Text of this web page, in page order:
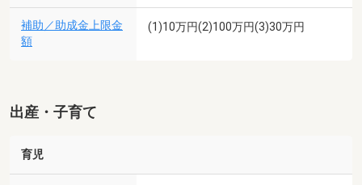
補助／助成金上限金
額
(1)10万円(2)100万円(3)30万円
出産・子育て
育児